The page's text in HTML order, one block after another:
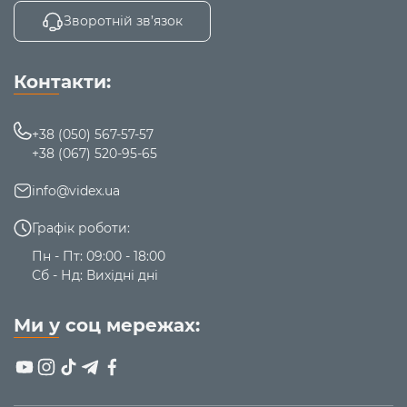
стіни.
Зворотній зв’язок
Контакти:
+38 (050) 567-57-57
+38 (067) 520-95-65
info@videx.ua
Графік роботи:
Пн - Пт: 09:00 - 18:00
Сб - Нд: Вихідні дні
Ми у соц мережах: